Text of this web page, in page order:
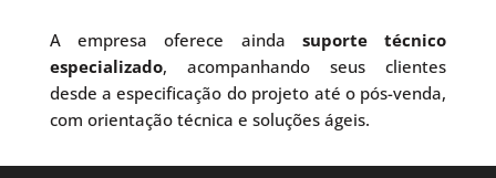
A empresa oferece ainda suporte técnico
especializado, acompanhando seus clientes
desde a especificação do projeto até o pós-venda,
com orientação técnica e soluções ágeis.